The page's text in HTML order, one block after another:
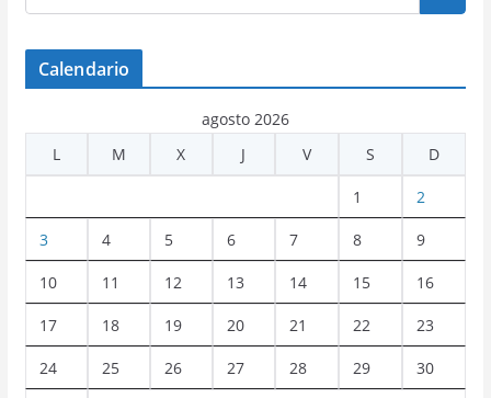
Calendario
agosto 2026
L
M X J V S D
1 2
3 4 5 6 7 8 9
10 11 12 13 14 15 16
17 18 19 20 21 22 23
24 25 26 27 28 29 30